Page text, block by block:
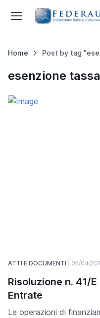
Home
esenzione
ATTI E DOCUMENTI 05/04/
Risoluzione n. 41/
Entrate
Le operazioni di